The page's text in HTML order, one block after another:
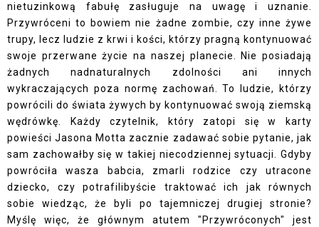
nietuzinkową fabułę zasługuje na uwagę i uznanie.
Przywróceni to bowiem nie żadne zombie, czy inne żywe
trupy, lecz ludzie z krwi i kości, którzy pragną kontynuować
swoje przerwane życie na naszej planecie. Nie posiadają
żadnych nadnaturalnych zdolności ani innych
wykraczających poza normę zachowań. To ludzie, którzy
powrócili do świata żywych by kontynuować swoją ziemską
wędrówkę. Każdy czytelnik, który zatopi się w karty
powieści Jasona Motta zacznie zadawać sobie pytanie, jak
sam zachowałby się w takiej niecodziennej sytuacji. Gdyby
powróciła wasza babcia, zmarli rodzice czy utracone
dziecko, czy potrafilibyście traktować ich jak równych
sobie wiedząc, że byli po tajemniczej drugiej stronie?
Myślę więc, że głównym atutem "Przywróconych" jest